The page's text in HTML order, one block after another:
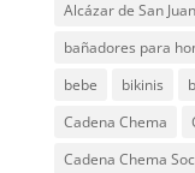
Alcázar de San Juan
bañadores para
bebe
bikinis
Cadena Chema
Cadena Chema